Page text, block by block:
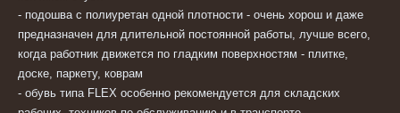
- подошва с полиуретан одной плотности - очень хорош и даже
предназначен для длительной постоянной работы, лучше всего,
когда работник движется по гладким поверхностям - плитке,
доске, паркету, коврам
- обувь типа FLEX особенно рекомендуется для складских